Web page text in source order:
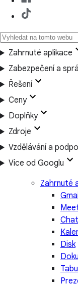
Zahrnuté aplikace
Zabezpečení a
Řešení
Ceny
Doplňky
Zdroje
Vzdělávání a
Více od Googlu
Zahrnuté
Chat
Disk